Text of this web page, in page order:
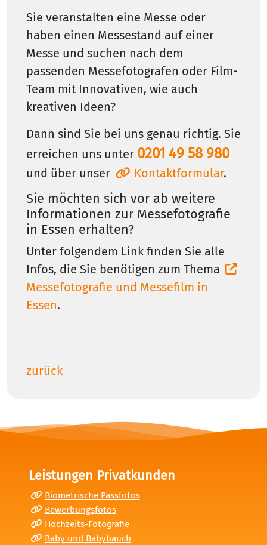
Sie veranstalten eine Messe oder
haben einen Messestand auf einer
Messe und suchen nach dem
passenden Messefotografen oder Film-
Team mit Innovativen, wie auch
kreativen Ideen?
Dann sind Sie bei uns genau richtig. Sie
erreichen uns unter 0201 49 58 980
und über unser Kontaktformular.
Sie möchten sich vor ab weitere
Informationen zur Messefotografie
in Essen erhalten?
Unter folgendem Link finden Sie alle
Infos, die Sie benötigen zum Thema
Messefotografie und Messefilm in
Essen.
zurück
Leistungen Privatkunden
Biometrische Passfotos
Bewerbungsfotos
Hochzeits-Fotografie
Baby und Babybauch